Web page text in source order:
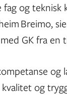
fag og teknisk
Breimo,
GK fra en
og
og